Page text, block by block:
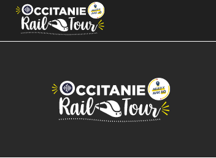
Cookies management panel